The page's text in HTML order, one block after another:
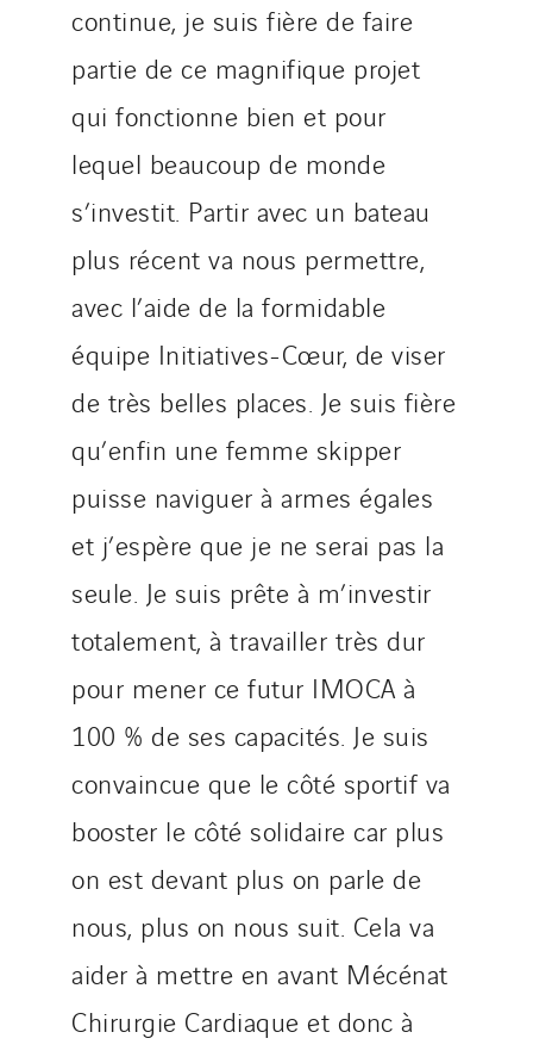
continue, je suis fière de faire
partie de ce magnifique projet
qui fonctionne bien et pour
lequel beaucoup de monde
s’investit. Partir avec un bateau
plus récent va nous permettre,
avec l’aide de la formidable
équipe Initiatives-Cœur, de viser
de très belles places. Je suis fière
qu’enfin une femme skipper
puisse naviguer à armes égales
et j’espère que je ne serai pas la
seule. Je suis prête à m’investir
totalement, à travailler très dur
pour mener ce futur IMOCA à
100 % de ses capacités. Je suis
convaincue que le côté sportif va
booster le côté solidaire car plus
on est devant plus on parle de
nous, plus on nous suit. Cela va
aider à mettre en avant Mécénat
Chirurgie Cardiaque et donc à